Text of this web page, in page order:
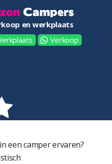
en werkplaats
Verkoop
een camper ervaren?